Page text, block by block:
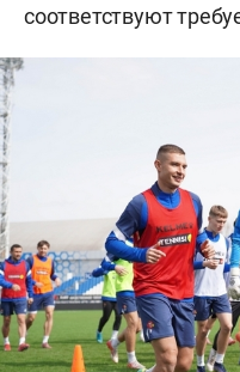
соответствуют